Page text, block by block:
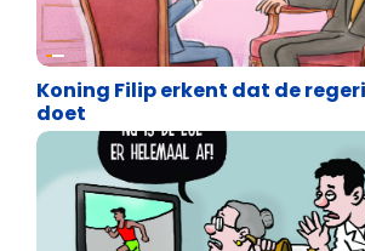
Cartoons
Koning Filip erkent dat de
doet